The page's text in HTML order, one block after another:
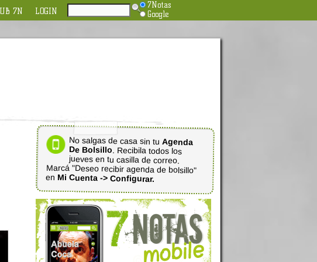
7N LOGIN
7Notas
Google
No salgas de casa sin tu Agenda
De Bolsillo. Recibila todos los
jueves en tu casilla de correo.
Marcá "Deseo recibir agenda de bolsillo"
en Mi Cuenta -> Configurar.